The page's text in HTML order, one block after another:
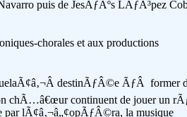
puis de JesÃƒÂºs LÃƒÂ³pez
chorales et aux productions
destinÃƒÂ©e ÃƒÂ former
chÃ…â€œur continuent de jouer un
par lÃ¢â‚¬â„¢opÃƒÂ©ra, la musique